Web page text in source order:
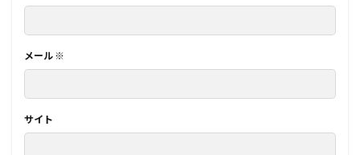
メール ※
サイト